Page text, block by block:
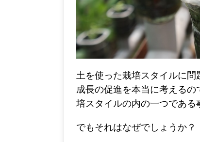
土を使った栽培スタイルに
成長の促進を本当に考える
培スタイルの内の一つである
でもそれはなぜでしょうか？